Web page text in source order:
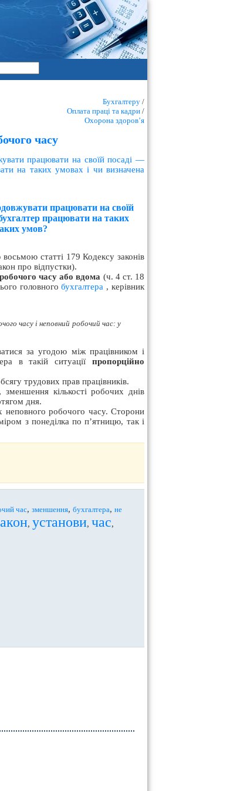
Бухгалтеру /
Оплата праці та кадри /
Охорона здоров’я
часу
працювати на своїй посаді —
на таких умовах і чи визначена
працювати на своїй
працювати на таких
умов?
статті 179 Кодексу законів
про відпустки).
часу або вдома (ч. 4 ст. 18
головногобухгалтера , керівник
часу і неповний робочий час: у
за угодою між працівником і
в такій ситуації пропорційно
трудових прав працівників.
кількості робочих днів
дня.
робочого часу. Сторони
з понеділка по п’ятницю, так і
час, зменшення, бухгалтера, не
, установи, час,